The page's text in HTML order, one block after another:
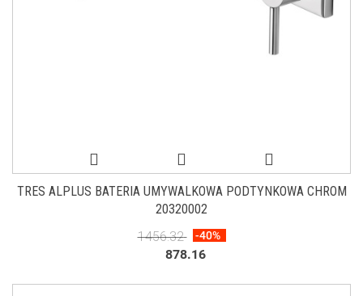
TRES ALPLUS BATERIA UMYWALKOWA PODTYNKOWA CHROM
20320002
1456.32
-40%
878.16